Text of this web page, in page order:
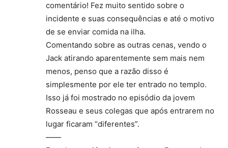
comentário! Fez muito sentido sobre o
incidente e suas consequências e até o motivo
de se enviar comida na ilha.
Comentando sobre as outras cenas, vendo o
Jack atirando aparentemente sem mais nem
menos, penso que a razão disso é
simplesmente por ele ter entrado no templo.
Isso já foi mostrado no episódio da jovem
Rosseau e seus colegas que após entrarem no
lugar ficaram “diferentes”.
——